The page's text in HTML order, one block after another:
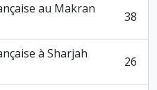
au Makran
38
à Sharjah
26